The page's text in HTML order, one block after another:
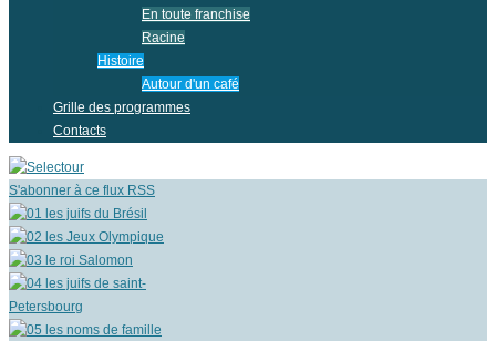
En toute franchise
Racine
Histoire
Autour d'un café
Grille des programmes
Contacts
S'abonner à ce flux RSS